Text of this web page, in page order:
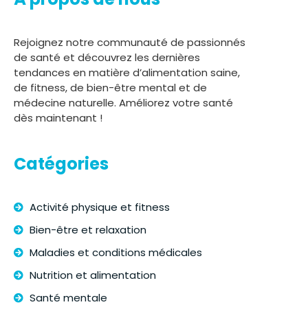
Rejoignez notre communauté de passionnés
de santé et découvrez les dernières
tendances en matière d’alimentation saine,
de fitness, de bien-être mental et de
médecine naturelle. Améliorez votre santé
dès maintenant !
Catégories
Activité physique et fitness
Bien-être et relaxation
Maladies et conditions médicales
Nutrition et alimentation
Santé mentale